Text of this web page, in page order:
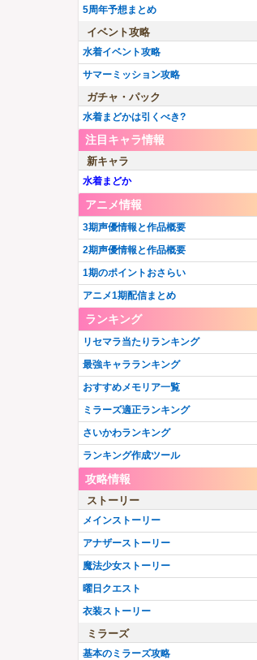
5周年予想まとめ
イベント攻略
水着イベント攻略
サマーミッション攻略
ガチャ・パック
水着まどかは引くべき?
注目キャラ情報
新キャラ
水着まどか
アニメ情報
3期声優情報と作品概要
2期声優情報と作品概要
1期のポイントおさらい
アニメ1期配信まとめ
ランキング
リセマラ当たりランキング
最強キャラランキング
おすすめメモリア一覧
ミラーズ適正ランキング
さいかわランキング
ランキング作成ツール
攻略情報
ストーリー
メインストーリー
アナザーストーリー
魔法少女ストーリー
曜日クエスト
衣装ストーリー
ミラーズ
基本のミラーズ攻略